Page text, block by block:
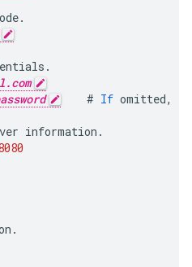
.
.
# If omitted,
information .
.